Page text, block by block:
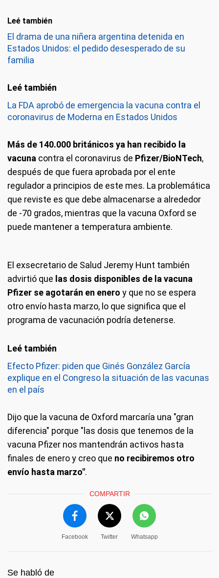
Leé también
El drama de una niñera argentina detenida en
Estados Unidos: el pedido desesperado de su
familia
La FDA aprobó de emergencia la vacuna contra el
coronavirus de Moderna en Estados Unidos
Más de 140.000 británicos ya han recibido la
vacuna contra el coronavirus de Pfizer/BioNTech,
después de que fuera aprobada por el ente
regulador a principios de este mes. La problemática
que reviste es que debe almacenarse a alrededor
de -70 grados, mientras que la vacuna Oxford se
puede mantener a temperatura ambiente.
El exsecretario de Salud Jeremy Hunt también
advirtió que las dosis disponibles de la vacuna
Pfizer se agotarán en enero y que no se espera
otro envío hasta marzo, lo que significa que el
programa de vacunación podría detenerse.
Efecto Pfizer: piden que Ginés González García
explique en el Congreso la situación de las vacunas
en el país
Dijo que la vacuna de Oxford marcaría una "gran
diferencia" porque "las dosis que tenemos de la
vacuna Pfizer nos mantendrán activos hasta
finales de enero y creo que no recibiremos otro
envío hasta marzo".
COMPARTIR
Facebook Twitter Whatsapp
Se habló de